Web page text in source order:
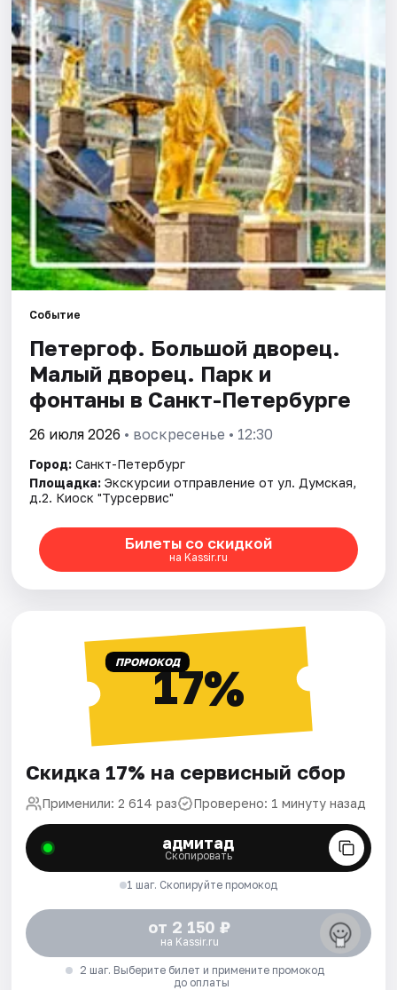
Города
Площадки
Артисты
Рейтинги
Событие
Петергоф. Большой дворец.
Малый дворец. Парк и
фонтаны в Санкт-Петербурге
26 июля 2026 • воскресенье • 12:30
Город: Санкт-Петербург
Площадка: Экскурсии отправление от ул. Думская,
д.2. Киоск "Турсервис"
Билеты со скидкой
на Kassir.ru
ПРОМОКОД17%
Скидка 17% на сервисный сбор
Применили: 2 614 раз Проверено: 1 минуту назад
адмитад
Скопировать
1 шаг. Скопируйте промокод
от 2 150 ₽
на Kassir.ru
2 шаг. Выберите билет и примените промокод
до оплаты